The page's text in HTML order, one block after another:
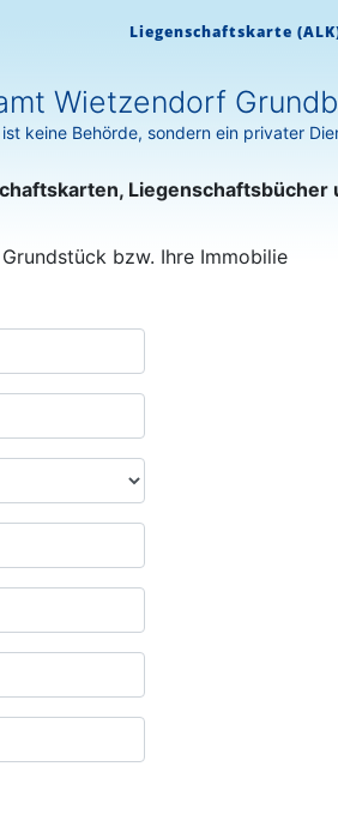
Liegenschaftskarte
Wietzendorf
keine Behörde, sondern ein privater
Liegenschaftsbücher
bzw. Ihre Immobilie